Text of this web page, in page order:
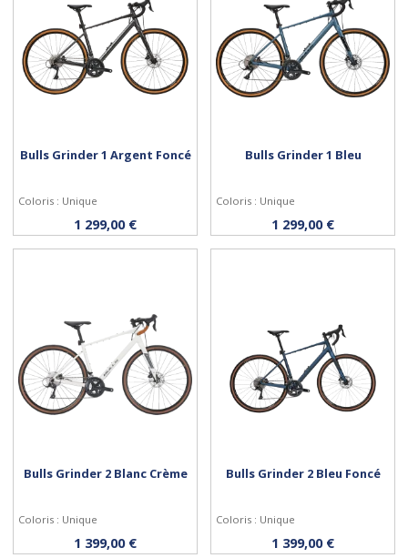
Personnaliser
Bulls Grinder 1 Argent Foncé
Coloris : Unique
1 299,00 € Personnaliser
Bulls Grinder 1 Bleu
Coloris : Unique
1 299,00 €
Personnaliser
Bulls Grinder 2 Blanc Crème
Coloris : Unique
1 399,00 € Personnaliser
Bulls Grinder 2 Bleu Foncé
Coloris : Unique
1 399,00 €